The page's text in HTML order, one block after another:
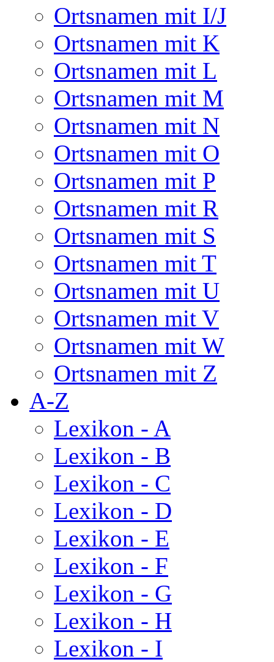
Ortsnamen mit I/J
Ortsnamen mit K
Ortsnamen mit L
Ortsnamen mit M
Ortsnamen mit N
Ortsnamen mit O
Ortsnamen mit P
Ortsnamen mit R
Ortsnamen mit S
Ortsnamen mit T
Ortsnamen mit U
Ortsnamen mit V
Ortsnamen mit W
Ortsnamen mit Z
A-Z
Lexikon - A
Lexikon - B
Lexikon - C
Lexikon - D
Lexikon - E
Lexikon - F
Lexikon - G
Lexikon - H
Lexikon - I